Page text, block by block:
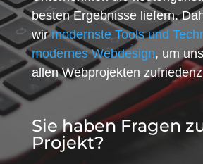
besten Ergebnisse liefern.
wirmodernste Tools und
modernes Webdesign, um
allen Webprojekten
Sie haben Fragen
Projekt?